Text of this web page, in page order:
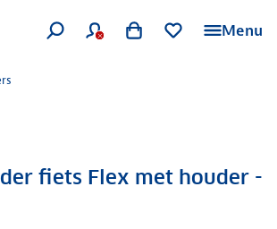
Menu
fiets Flex met houder -